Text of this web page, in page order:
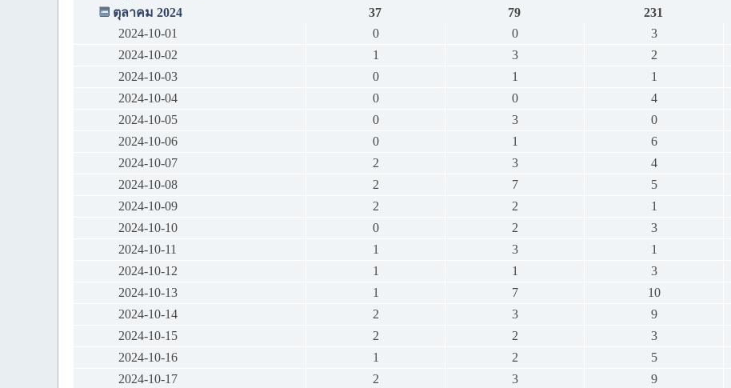
ตุลาคม 2024
37 79 231
2024-10-01
0 0 3
2024-10-02
1 3 2
2024-10-03
0 1 1
2024-10-04
0 0 4
2024-10-05
0 3 0
2024-10-06
0 1 6
2024-10-07
2 3 4
2024-10-08
2 7 5
2024-10-09
2 2 1
2024-10-10
0 2 3
2024-10-11
1 3 1
2024-10-12
1 1 3
2024-10-13
1 7 10
2024-10-14
2 3 9
2024-10-15
2 2 3
2024-10-16
1 2 5
2024-10-17
2 3 9